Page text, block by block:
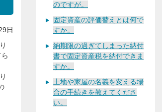
日
のですが。
固定資産の評価替えとは何で
すか。
納期限の過ぎてしまった納付
書で固定資産税を納付できま
すか。
土地や家屋の名義を変える場
合の手続きを教えてくださ
い。